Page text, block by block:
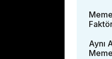
Aynı